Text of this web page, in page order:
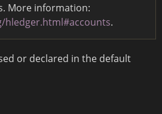
More information:
.
or declared in the default